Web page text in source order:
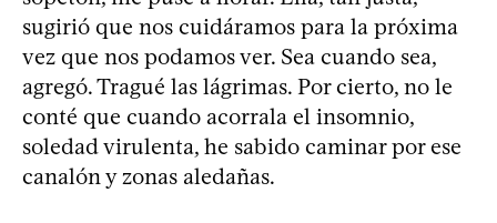
sugirió que nos cuidáramos para la próxima
vez que nos podamos ver. Sea cuando sea,
agregó. Tragué las lágrimas. Por cierto, no le
conté que cuando acorrala el insomnio,
soledad virulenta, he sabido caminar por ese
canalón y zonas aledañas.